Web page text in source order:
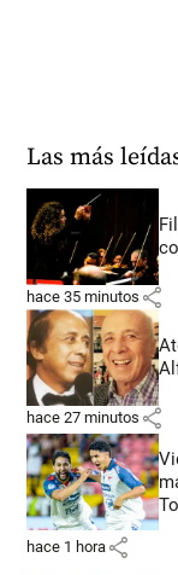
Las más
hace 35 minutos share
hace 27 minutos share
hace 1 hora share